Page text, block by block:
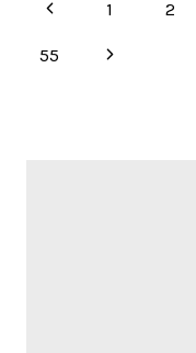
strony
Poprzednia
strona
1 2
55
Następna